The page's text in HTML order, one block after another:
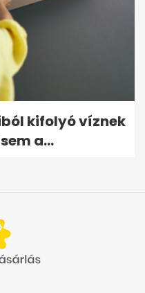
kifolyó víznek
a...